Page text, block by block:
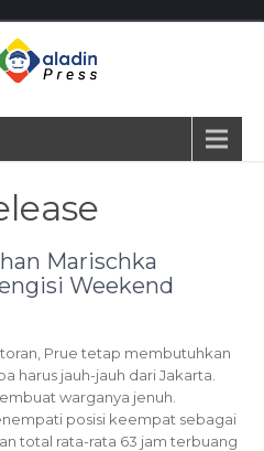
Marischka
Weekend
Prue tetap membutuhkan
harus jauh-jauh dari Jakarta.
warganya jenuh.
posisi keempat sebagai
total rata-rata 63 jam terbuang